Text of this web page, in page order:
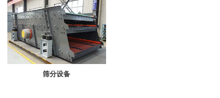
筛分设备